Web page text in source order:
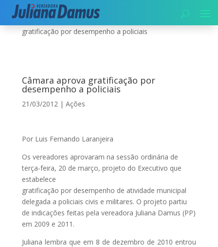
Início|Segurança|Ações
gratificação por desempenho a policiais
Câmara aprova gratificação por
desempenho a policiais
21/03/2012| Ações
Por Luis Fernando Laranjeira
Os vereadores aprovaram na sessão ordinária de
terça-feira, 20 de março, projeto do Executivo que
estabelece
gratificação por desempenho de atividade municipal
delegada a policiais civis e militares. O projeto partiu
de indicações feitas pela vereadora Juliana Damus (PP)
em 2009 e 2011.
Juliana lembra que em 8 de dezembro de 2010 entrou